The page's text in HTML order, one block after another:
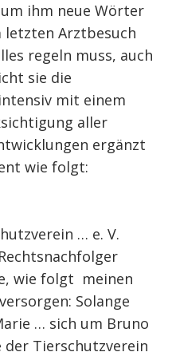
ihm neue Wörter
letzten Arztbesuch
regeln muss, auch
sie die
mit einem
aller
ergänzt
wie folgt:
… e. V.
wie folgt meinen
Solange
… sich um Bruno
Tierschutzverein